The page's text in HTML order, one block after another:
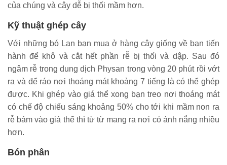
của chúng và cây dễ bị thối mầm hơn.
Kỹ thuật ghép cây
Với những bó Lan bạn mua ở hàng cây giống về bạn tiến
hành để khô và cắt hết phần rễ bị thối và dập. Sau đó
ngâm rễ trong dung dịch Physan trong vòng 20 phút rồi vớt
ra và để ráo nơi thoáng mát khoảng 7 tiếng là có thể ghép
được. Khi ghép vào giá thể xong bạn treo nơi thoáng mát
có chế độ chiếu sáng khoảng 50% cho tới khi mầm non ra
rễ bám vào giá thể thì từ từ mang ra nơi có ánh nắng nhiều
hơn.
Bón phân